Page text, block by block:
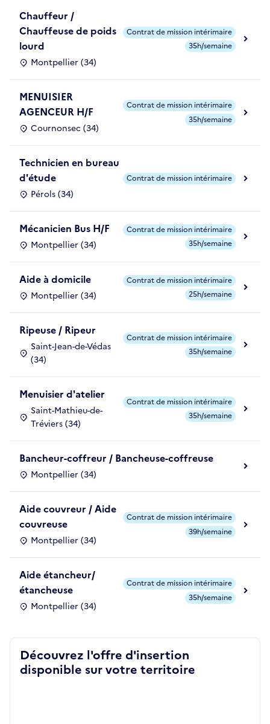
Chauffeur /
Chauffeuse de poids
lourd
Montpellier (34)
Contrat de mission intérimaire
35h/semaine
MENUISIER
AGENCEUR H/F
Cournonsec (34)
Contrat de mission intérimaire
35h/semaine
Technicien en bureau
d'étude
Pérols (34)
Contrat de mission intérimaire
Mécanicien Bus H/F
Montpellier (34)
Contrat de mission intérimaire
35h/semaine
Aide à domicile
Montpellier (34)
Contrat de mission intérimaire
25h/semaine
Ripeuse / Ripeur
Saint-Jean-de-Védas
(34)
Contrat de mission intérimaire
35h/semaine
Menuisier d'atelier
Saint-Mathieu-de-
Tréviers (34)
Contrat de mission intérimaire
35h/semaine
Bancheur-coffreur / Bancheuse-coffreuse
Montpellier (34)
Aide couvreur / Aide
couvreuse
Montpellier (34)
Contrat de mission intérimaire
39h/semaine
Aide étancheur/
étancheuse
Montpellier (34)
Contrat de mission intérimaire
35h/semaine
Découvrez l'offre d'insertion
disponible sur votre territoire